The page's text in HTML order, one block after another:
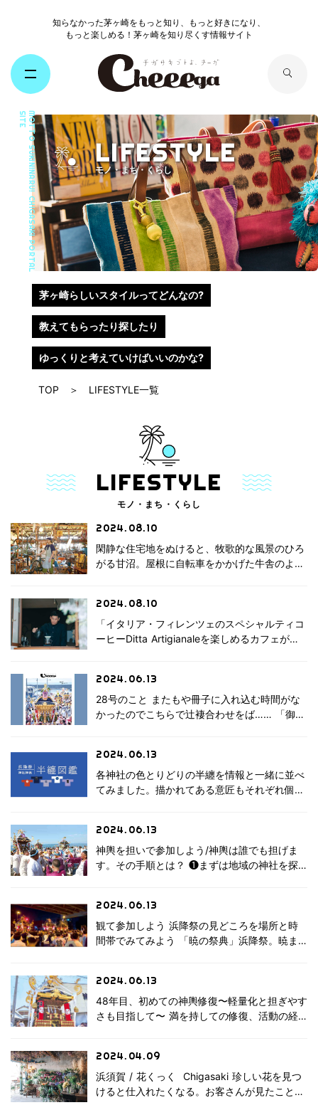
知らなかった茅ヶ崎をもっと知り、もっと好きになり、
もっと楽しめる！茅ヶ崎を知り尽くす情報サイト
LIFESTYLE
モノ・まち・くらし
茅ヶ崎らしいスタイルってどんなの?
教えてもらったり探したり
ゆっくりと考えていけばいいのかな?
TOP ＞ LIFESTYLE一覧
LIFESTYLE
モノ・まち・くらし
谷信雪
2024.08.10
閑静な住宅地をぬけると、牧歌的な風景のひろ
がる甘沼。屋根に自転車をかかげた牛舎のよう
BOYさんのアトリエです。 美しさと操作する
楽しさ […]
Ramaglianti
2024.08.10
「イタリア・フィレンツェのスペシャルティコ
ーヒーDitta Artigianaleを楽しめるカフェがで
プンしました。 ラマリアンティで […]
号 浜降祭に参
加しよう2
2024.06.13
28号のこと またもや冊子に入れ込む時間がな
かったのでこちらで辻褄合わせをば…… 「御神
か。4年ぶりの浜降祭が行われた昨年、 “神輿
はだ […]
輿 半纏図鑑
2024.06.13
各神社の色とりどりの半纏を情報と一緒に並べ
てみました。描かれてある意匠もそれぞれ個性
あなたも浜降りマスター？
しよう 初心
者マニュアル
2024〈7月
15日/海の
2024.06.13
神輿を担いで参加しよう/神輿は誰でも担げま
す。その手順とは？ ❶まずは地域の神社を探
を探して訪ねてみましょう知人の紹介などを通
してそれ以 […]
しよう 初心
者マニュアル
2024〈7月
15日/海の
2024.06.13
観て参加しよう 浜降祭の見どころを場所と時
間帯でみてみよう 「暁の祭典」浜降祭。暁ま
い！ 」や「よい、よいと！ 」などの掛け声、
タンスや […]
な神輿大修復
高田・熊野神
社神輿
2024.06.13
48年目、初めての神輿修復〜軽量化と担ぎやす
さも目指して〜 満を持しての修復、活動の経
前になります。東京浅草の神輿屋にお願いした
のです […]
2024.04.09
浜須賀 / 花くっく Chigasaki 珍しい花を見つ
けると仕入れたくなる。お客さんが見たことの